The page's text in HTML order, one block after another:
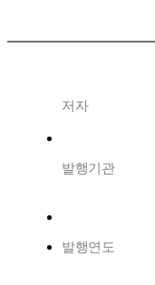
저자
발행기관
발행연도